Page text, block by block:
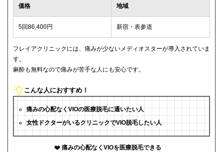
価格 地域
5回86,400円 新宿・表参道
フレイアクリニックには、痛みが少ないメディオスターが導入されていま
す。
麻酔も無料なので痛みが苦手な人にも安心です。
こんな人におすすめ！
痛みの心配なくVIOの医療脱毛に通いたい人
女性ドクターがいるクリニックでVIO脱毛したい人
痛みの心配なくVIOを医療脱毛できる